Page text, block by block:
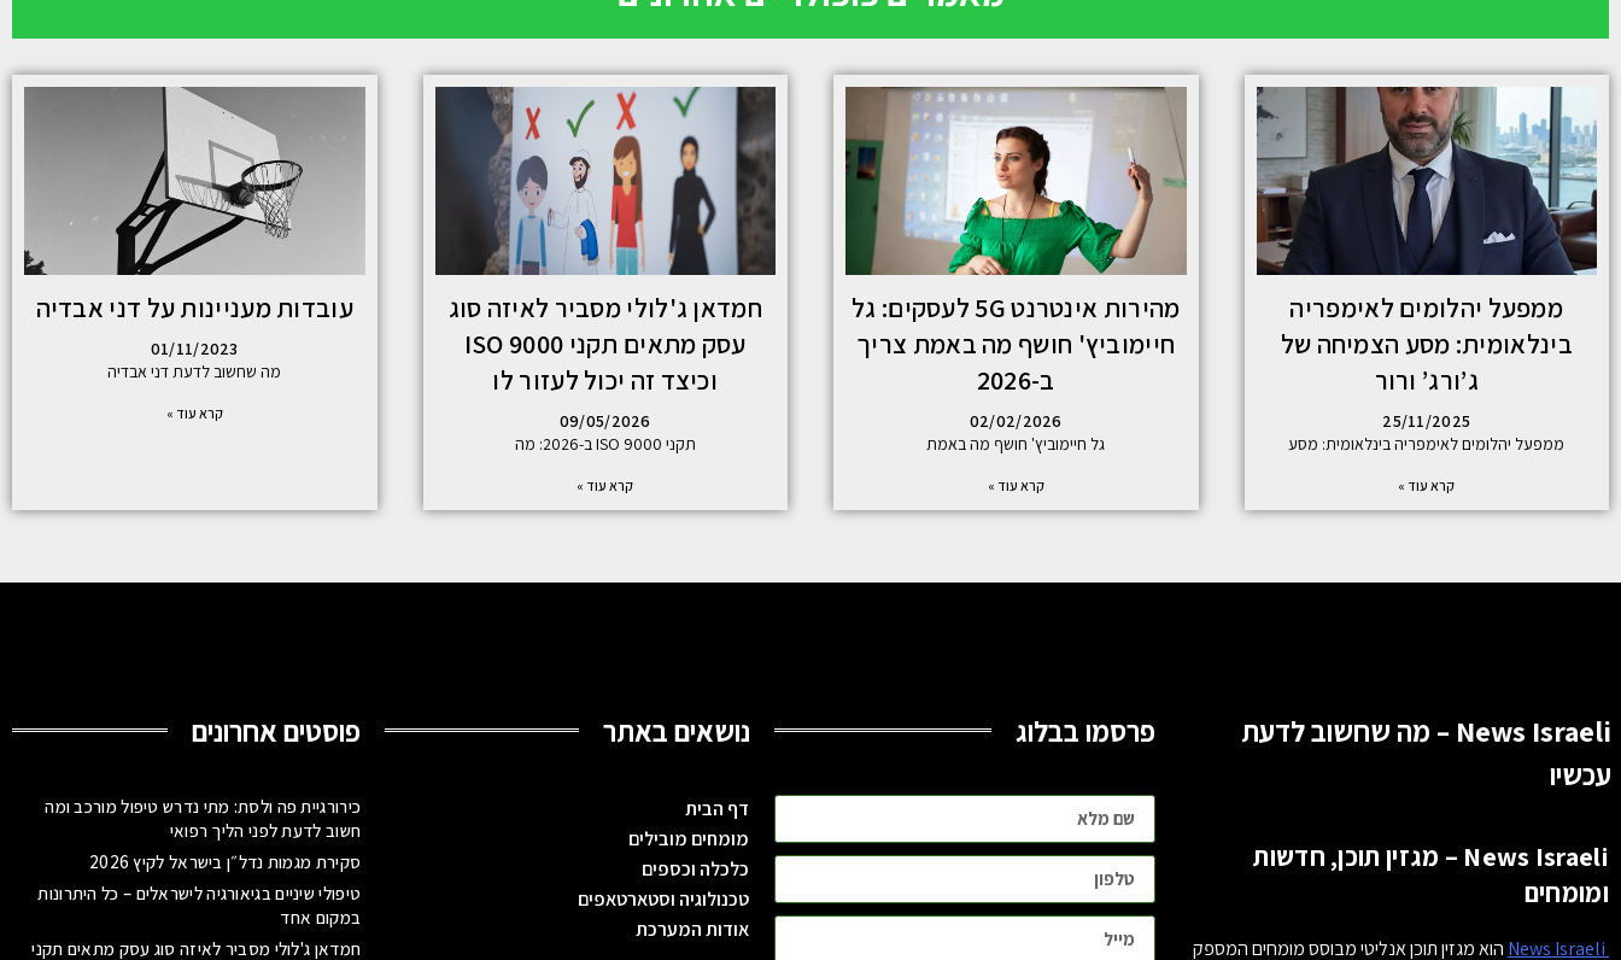
ממפעל יהלומים לאימפריה
בינלאומית: מסע הצמיחה של
ג’ורג’ ורור
25/11/2025
ממפעל יהלומים לאימפריה בינלאומית: מסע
קרא עוד »
מהירות אינטרנט 5G לעסקים: גל
חיימוביץ' חושף מה באמת צריך
ב-2026
02/02/2026
גל חיימוביץ' חושף מה באמת
קרא עוד »
חמדאן ג'לולי מסביר לאיזה סוג
עסק מתאים תקני ISO 9000
וכיצד זה יכול לעזור לו
09/05/2026
תקני ISO 9000 ב-2026: מה
קרא עוד »
עובדות מעניינות על דני אבדיה
01/11/2023
מה שחשוב לדעת דני אבדיה
קרא עוד »
News Israeli – מה שחשוב לדעת
עכשיו
News Israeli – מגזין תוכן, חדשות
ומומחים
הוא מגזין תוכן אנליטי מבוסס מומחים המספק
פרסמו בבלוג נושאים באתר
דף הבית
מומחים מובילים
כלכלה וכספים
טכנולוגיה וסטארטאפים
אודות המערכת
פוסטים אחרונים
כירורגיית פה ולסת: מתי נדרש טיפול מורכב ומה
חשוב לדעת לפני הליך רפואי
סקירת מגמות נדל״ן בישראל לקיץ 2026
טיפולי שיניים בגיאורגיה לישראלים – כל היתרונות
במקום אחד
חמדאן ג'לולי מסביר לאיזה סוג עסק מתאים תקני